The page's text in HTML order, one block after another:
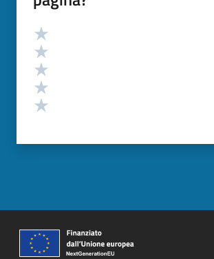
Valutazione